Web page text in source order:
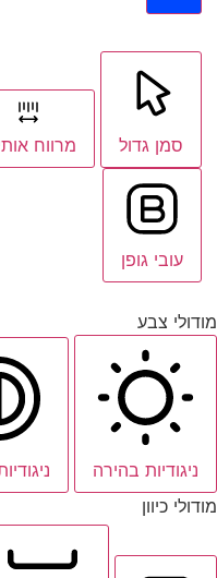
סמן גדול מרווח
עובי גופן
מודולי צבע
ניגודיות בהירה
מודולי כיוון